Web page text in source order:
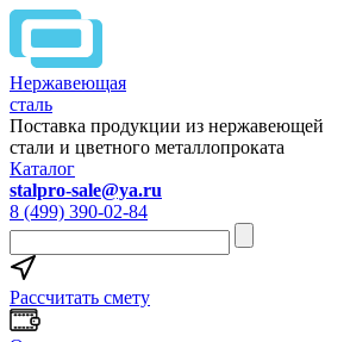
Нержавеющая
сталь
Поставка продукции из нержавеющей
стали и цветного металлопроката
Каталог
stalpro-sale@ya.ru
8 (499) 390-02-84
Рассчитать смету